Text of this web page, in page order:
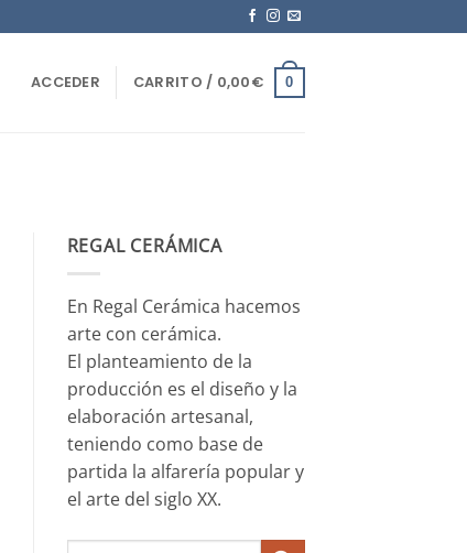
ACCEDER CARRITO / 0,00€ 0
REGAL CERÁMICA
En Regal Cerámica hacemos
arte con cerámica.
El planteamiento de la
producción es el diseño y la
elaboración artesanal,
teniendo como base de
partida la alfarería popular y
el arte del siglo XX.